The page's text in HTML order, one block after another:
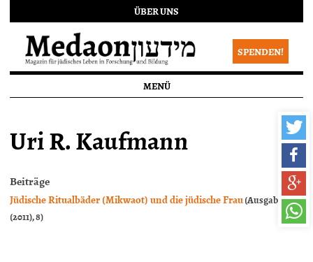
ÜBER UNS
SPENDEN!
MENÜ
Uri R. Kaufmann
Beiträge
Jüdische Ritualbäder (Mikwaot) und die jüdische Frau(Ausgabe 5
(2011), 8)